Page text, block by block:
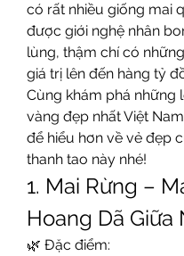
có rất nhiều giống mai
được giới nghệ nhân
lùng, thậm chí có
giá trị lên đến hàng tỷ
Cùng khám phá những
vàng đẹp nhất Việt
để hiểu hơn về vẻ đẹp
thanh tao này nhé!
1. Mai Rừng –
Hoang Dã Giữa
🌿 Đặc điểm: